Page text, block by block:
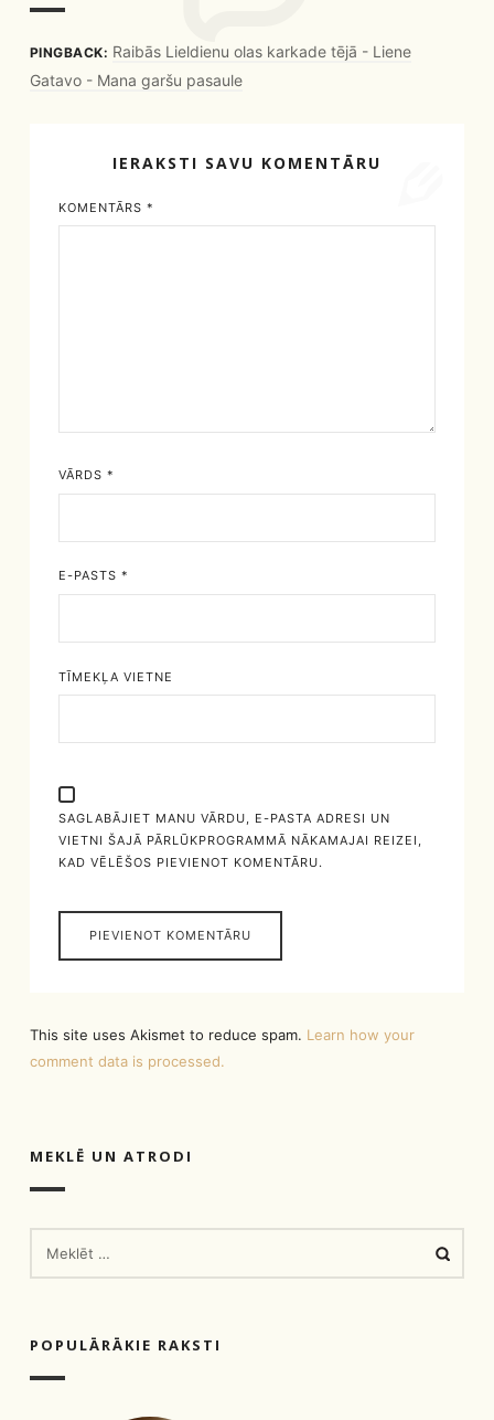
PINGBACK: Raibās Lieldienu olas karkade tējā - Liene
Gatavo - Mana garšu pasaule
IERAKSTI SAVU KOMENTĀRU
KOMENTĀRS *
VĀRDS *
E-PASTS *
TĪMEKĻA VIETNE
SAGLABĀJIET MANU VĀRDU, E-PASTA ADRESI UN
VIETNI ŠAJĀ PĀRLŪKPROGRAMMĀ NĀKAMAJAI REIZEI,
KAD VĒLĒŠOS PIEVIENOT KOMENTĀRU.
This site uses Akismet to reduce spam. Learn how your
comment data is processed.
MEKLĒ UN ATRODI
POPULĀRĀKIE RAKSTI